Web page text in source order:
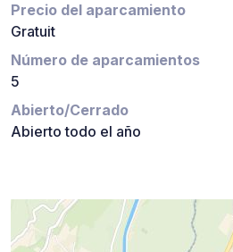
Precio del aparcamiento
Gratuit
Número de aparcamientos
5
Abierto/Cerrado
Abierto todo el año